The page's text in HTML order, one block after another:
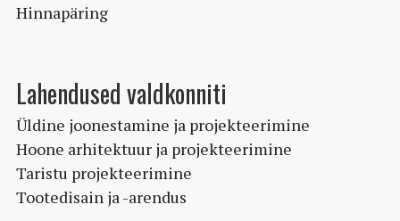
Hinnapäring
Lahendused valdkonniti
Üldine joonestamine ja projekteerimine
Hoone arhitektuur ja projekteerimine
Taristu projekteerimine
Tootedisain ja -arendus